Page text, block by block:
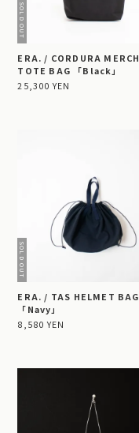
ERA. / CORDURA MERCH
TOTE BAG 「Black」
25,300 YEN
ERA. / TAS HELMET BAG
「Navy」
8,580 YEN